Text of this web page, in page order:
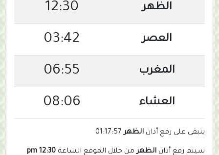
الظهر 12:30
العصر 03:42
المغرب 06:55
العشاء 08:06
يتبقى على رفع أذان الظهر 01:17:57
سيتم رفع أذان الظهرمن خلال الموقع الساعة 12:30 pm